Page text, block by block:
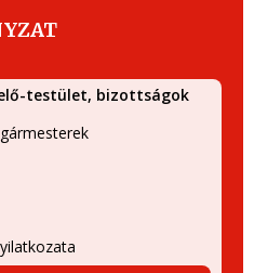
testület, bizottságok